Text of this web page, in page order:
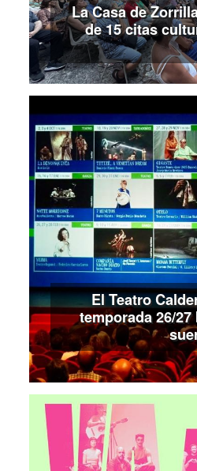
La Casa de
de 15 citas
El Teatro
temporada 26/